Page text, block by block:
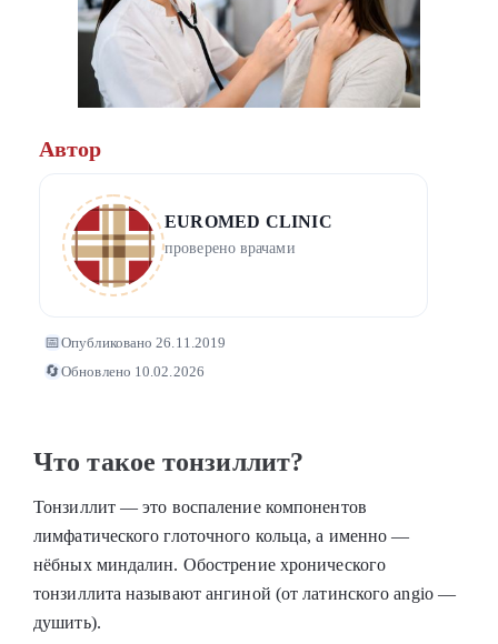
Автор
EUROMED CLINIC
проверено врачами
📅Опубликовано 26.11.2019
🔄Обновлено 10.02.2026
Что такое тонзиллит?
Тонзиллит — это воспаление компонентов
лимфатического глоточного кольца, а именно —
нёбных миндалин. Обострение хронического
тонзиллита называют ангиной (от латинского angio —
душить).